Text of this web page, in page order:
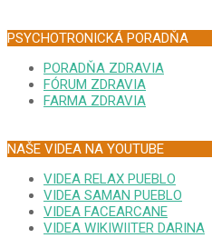
PSYCHOTRONICKÁ PORADŇA
PORADŇA ZDRAVIA
FÓRUM ZDRAVIA
FARMA ZDRAVIA
NAŠE VIDEA NA YOUTUBE
VIDEA RELAX PUEBLO
VIDEA SAMAN PUEBLO
VIDEA FACEARCANE
VIDEA WIKIWIITER DARINA